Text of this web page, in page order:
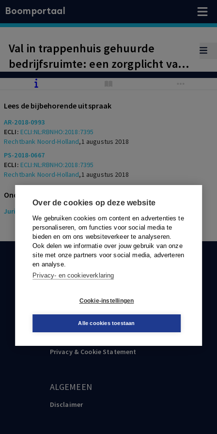
Over de cookies op deze website
We gebruiken cookies om content en advertenties te
personaliseren, om functies voor social media te
bieden en om ons websiteverkeer te analyseren.
Ook delen we informatie over jouw gebruik van onze
site met onze partners voor social media, adverteren
en analyse.
Privacy- en cookieverklaring
Cookie-instellingen
Alle cookies toestaan
Boomportaal
Val in trappenhuis gehuurde
bedrijfsruimte: een zorgplicht van
de werkgever?
Lees de bijbehorende uitspraak
AR-2018-0993
ECLI: ECLI:NL:RBNHO:2018:7395
Rechtbank Noord-Holland,1 augustus 2018
PS-2018-0667
ECLI: ECLI:NL:RBNHO:2018:7395
Rechtbank Noord-Holland,1 augustus 2018
Onderwerpen
Juridisch
KLANTENSERVICE
088-0301000
klantenservice@boom.nl
PRVACY & COOKIE STATEMENT
Privacy & Cookie Statement
ALGEMEEN
Disclaimer